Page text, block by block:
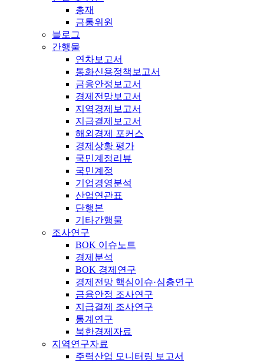
총재
금통위원
블로그
간행물
연차보고서
통화신용정책보고서
금융안정보고서
경제전망보고서
지역경제보고서
지급결제보고서
해외경제 포커스
경제상황 평가
국민계정리뷰
국민계정
기업경영분석
산업연관표
단행본
기타간행물
조사연구
BOK 이슈노트
경제분석
BOK 경제연구
경제전망 핵심이슈·심층연구
금융안정 조사연구
지급결제 조사연구
통계연구
북한경제자료
지역연구자료
주력산업 모니터링 보고서